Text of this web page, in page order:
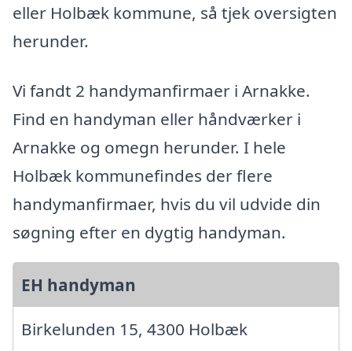
eller Holbæk kommune, så tjek oversigten
herunder.
Vi fandt 2 handymanfirmaer i Arnakke.
Find en handyman eller håndværker i
Arnakke og omegn herunder. I hele
Holbæk kommunefindes der flere
handymanfirmaer, hvis du vil udvide din
søgning efter en dygtig handyman.
EH handyman
Birkelunden 15, 4300 Holbæk